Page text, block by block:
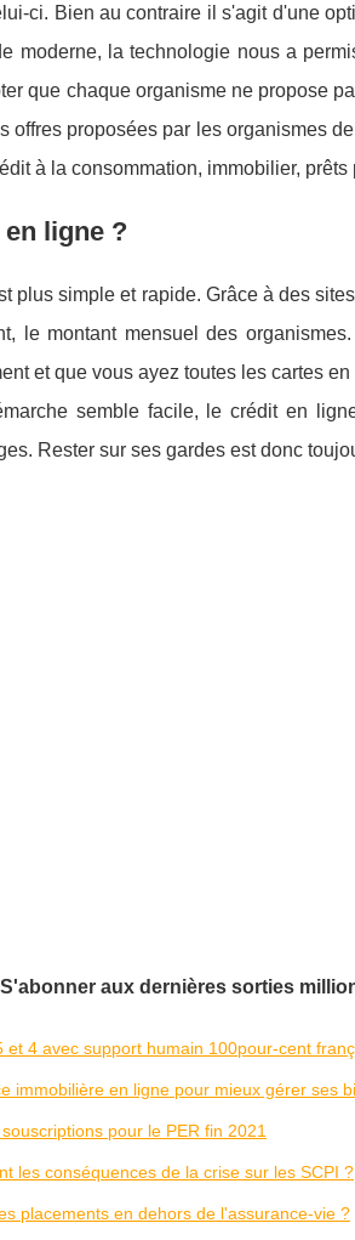
ci. Bien au contraire il s'agit d'une
moderne, la technologie nous a
que chaque organisme ne propose
offres proposées par les organismes
à la consommation, immobilier, prêts
ligne ?
plus simple et rapide. Grâce à des
le montant mensuel des
et que vous ayez toutes les cartes
semble facile, le crédit en
Rester sur ses gardes est donc
S'abonner aux dernières sorties
et 4 avec support humain 100pour-cent
immobilière en ligne pour mieux gérer ses
pour le PER fin 2021
les conséquences de la crise sur les SCPI ?
placements en dehors de l'assurance-vie ?